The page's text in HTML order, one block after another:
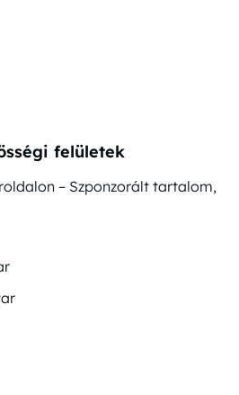
felületek
– Szponzorált tartalom,